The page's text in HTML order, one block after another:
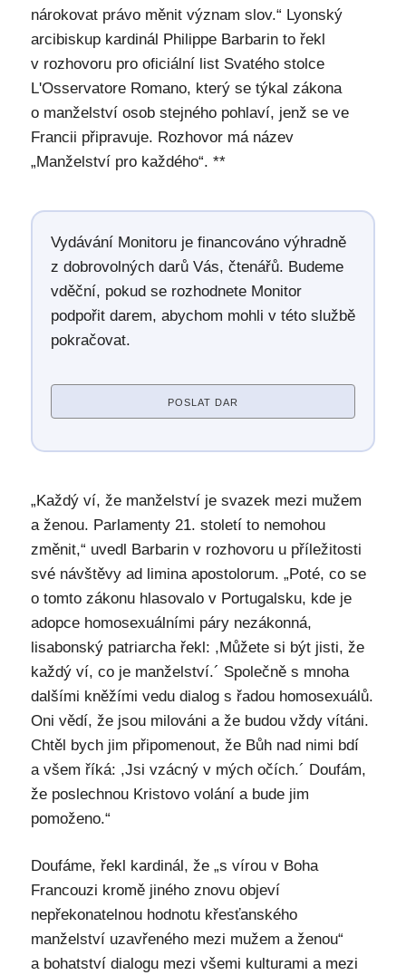
nárokovat právo měnit význam slov.“ Lyonský
arcibiskup kardinál Philippe Barbarin to řekl
v rozhovoru pro oficiální list Svatého stolce
L'Osservatore Romano, který se týkal zákona
o manželství osob stejného pohlaví, jenž se ve
Francii připravuje. Rozhovor má název
„Manželství pro každého“. **
Vydávání Monitoru je financováno výhradně
z dobrovolných darů Vás, čtenářů. Budeme
vděční, pokud se rozhodnete Monitor
podpořit darem, abychom mohli v této službě
pokračovat.
POSLAT DAR
„Každý ví, že manželství je svazek mezi mužem
a ženou. Parlamenty 21. století to nemohou
změnit,“ uvedl Barbarin v rozhovoru u příležitosti
své návštěvy ad limina apostolorum. „Poté, co se
o tomto zákonu hlasovalo v Portugalsku, kde je
adopce homosexuálními páry nezákonná,
lisabonský patriarcha řekl: ,Můžete si být jisti, že
každý ví, co je manželství.´ Společně s mnoha
dalšími kněžími vedu dialog s řadou homosexuálů.
Oni vědí, že jsou milováni a že budou vždy vítáni.
Chtěl bych jim připomenout, že Bůh nad nimi bdí
a všem říká: ,Jsi vzácný v mých očích.´ Doufám,
že poslechnou Kristovo volání a bude jim
pomoženo.“
Doufáme, řekl kardinál, že „s vírou v Boha
Francouzi kromě jiného znovu objeví
nepřekonatelnou hodnotu křesťanského
manželství uzavřeného mezi mužem a ženou“
a bohatství dialogu mezi všemi kulturami a mezi